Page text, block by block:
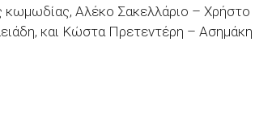
κωμωδίας, Αλέκο Σακελλάριο – Χρήστο
και Κώστα Πρετεντέρη – Ασημάκη